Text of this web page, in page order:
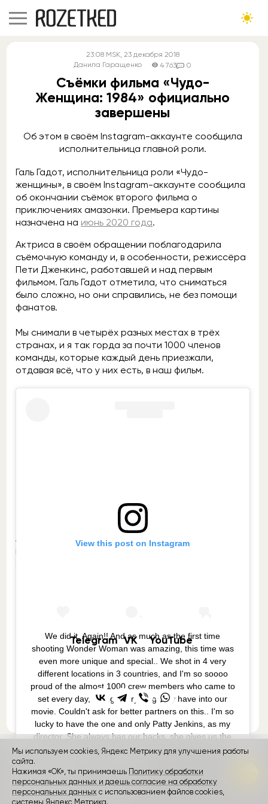
23:08 MSK, 23 декабря 2018
Данила Гаращенко
4 763 0
Съёмки фильма «Чудо-
Женщина: 1984» официально
завершены
Об этом в своём Instagram-аккаунте сообщила
исполнительница главной роли.
Галь Гадот, исполнительница роли «Чудо-
женщины», в своём Instagram-аккаунте сообщила
об окончании съёмок второго фильма о
приключениях амазонки. Премьера картины
назначена на июнь 2020 года.
Актриса в своём обращении поблагодарила
съёмочную команду и, в особенности, режиссёра
Пети Дженкинс, работавшей и над первым
фильмом. Галь Гадот отметила, что сниматься
было сложно, но они справились, не без помощи
фанатов.
Мы снимали в четырёх разных местах в трёх
странах, и я так горда за почти 1000 членов
команды, которые каждый день приезжали,
отдавая всё, что у них есть, в наш фильм.
View this post on Instagram
We did it. Again!! And as much as the first time
shooting Wonder Woman was amazing, this time was
even more unique and special.. We shot in 4 very
different locations in 3 countries, and I'm so soooo
proud of the almost 1000 crew members who came to
set every day, giving everything they have into our
movie. Couldn't ask for better partners on this.. I'm so
lucky to have the one and only Patty Jenkins, as my
director. She always has our backs, she gives us the
wings to dare, and everyday she helped us find the
most creative version of ourselves .. I am so grateful to
call her my friend. And to our AMAZINGly talented cast
who made every day enjoyable and fun, thank you!
Honestly.. Words cannot describe this experience..
Анонс фильма с осени 2019 на лето 2020
перенесли не случайно — впереди ещё досъёмка
Telegram,VKиYouTube.
Поделитесь публикацией с друзьями
контакты
Rozetked © 2026
Пользовательское соглашение
Мы используем cookies, Яндекс Метрику для улучшения работы
сайта.
Нажимая «ОК», ты принимаешь Политику обработки
персональных данных и даешь согласие на обработку
персональных данных с использованием файлов cookies,
системы Яндекс Метрика.